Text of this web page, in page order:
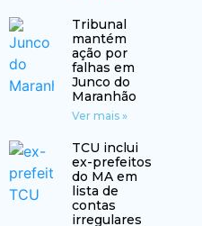
Tribunal
mantém
ação por
falhas em
Junco do
Maranhão
Ver mais »
TCU inclui
ex-prefeitos
do MA em
lista de
contas
irregulares